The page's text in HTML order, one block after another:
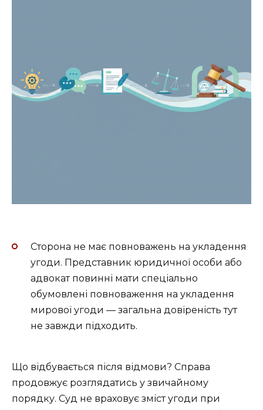
Сторона не має повноважень на укладення
угоди. Представник юридичної особи або
адвокат повинні мати спеціально
обумовлені повноваження на укладення
мирової угоди — загальна довіреність тут
не завжди підходить.
Що відбувається після відмови? Справа
продовжує розглядатись у звичайному
порядку. Суд не враховує зміст угоди при